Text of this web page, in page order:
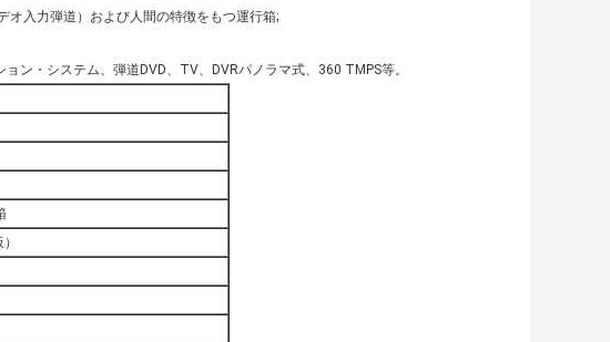
オ入力弾道）および人間の特徴をもつ運行箱;
ン・システム、弾道DVD、TV、DVRパノラマ式、360 TMPS等。